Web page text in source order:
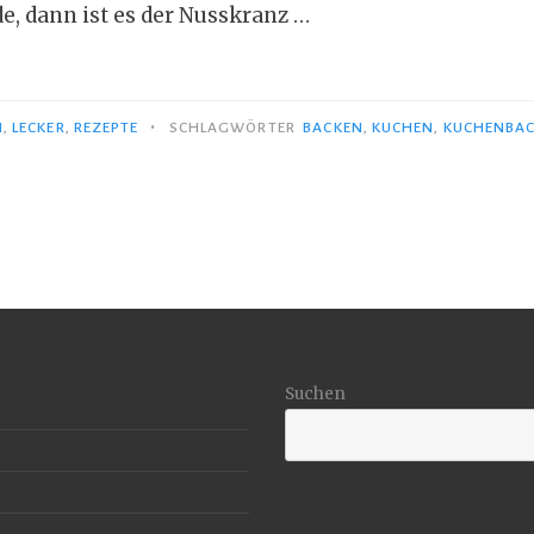
dann ist es der Nusskranz …
,LECKER REZEPTE • SCHLAGWÖRTER BACKEN KUCHEN
Suchen